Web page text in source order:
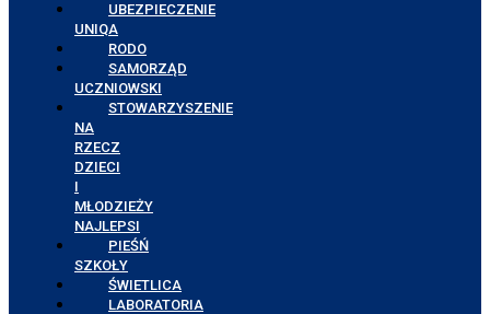
UBEZPIECZENIE
UNIQA
RODO
SAMORZĄD
UCZNIOWSKI
STOWARZYSZENIE
NA
RZECZ
DZIECI
I
MŁODZIEŻY
NAJLEPSI
PIEŚŃ
SZKOŁY
ŚWIETLICA
LABORATORIA